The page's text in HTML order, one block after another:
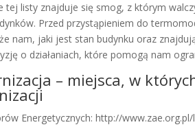
tej listy znajduje się smog, z którym
Przed przystąpieniem do
nam, jaki jest stan budynku oraz
o działaniach, które pomogą nam
– miejsca, w
Energetycznych: http://